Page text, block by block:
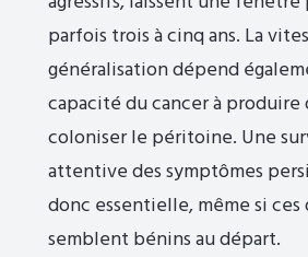
parfois trois à cinq ans. La
généralisation dépend
capacité du cancer à produire
coloniser le péritoine. Une
attentive des symptômes
donc essentielle, même si ces
semblent bénins au départ.